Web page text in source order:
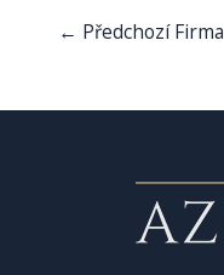
Navigace
← Předchozí Firma